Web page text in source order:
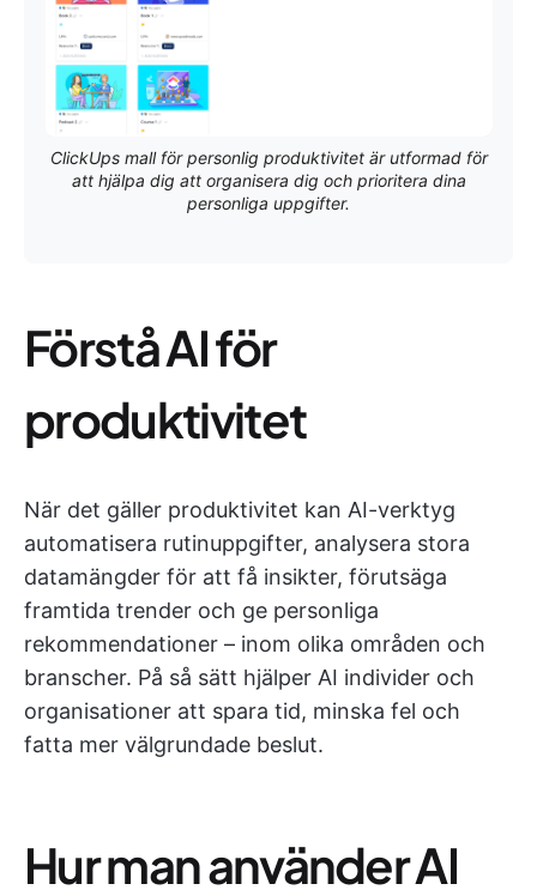
ClickUps mall för personlig produktivitet är utformad för
att hjälpa dig att organisera dig och prioritera dina
personliga uppgifter.
Förstå AI för
produktivitet
När det gäller produktivitet kan AI-verktyg
automatisera rutinuppgifter, analysera stora
datamängder för att få insikter, förutsäga
framtida trender och ge personliga
rekommendationer – inom olika områden och
branscher. På så sätt hjälper AI individer och
organisationer att spara tid, minska fel och
fatta mer välgrundade beslut.
Hur man använder AI